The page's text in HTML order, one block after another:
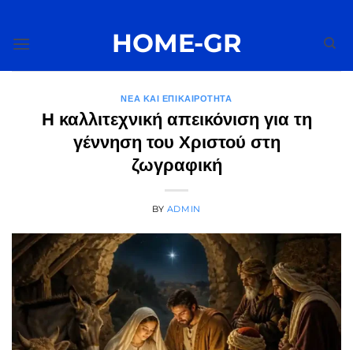
περιεχόμενο
HOME-GR
ΝΈΑ ΚΑΙ ΕΠΙΚΑΙΡΌΤΗΤΑ
Η καλλιτεχνική απεικόνιση για τη
γέννηση του Χριστού στη
ζωγραφική
BY ADMIN